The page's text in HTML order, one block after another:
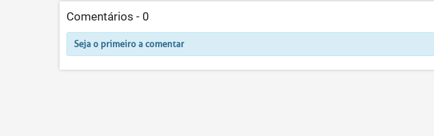
Comentários - 0
Seja o primeiro a comentar